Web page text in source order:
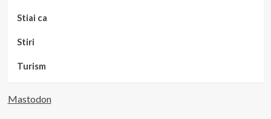
Stiai ca
Stiri
Turism
Mastodon